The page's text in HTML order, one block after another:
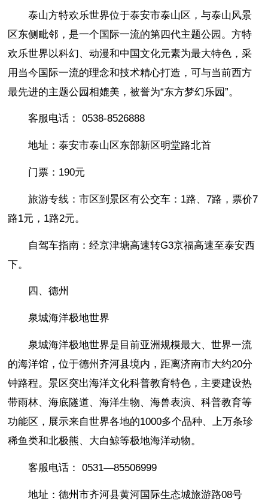
泰山方特欢乐世界位于泰安市泰山区，与泰山风景
区东侧毗邻，是一个国际一流的第四代主题公园。方特
欢乐世界以科幻、动漫和中国文化元素为最大特色，采
用当今国际一流的理念和技术精心打造，可与当前西方
最先进的主题公园相媲美，被誉为“东方梦幻乐园”。
客服电话： 0538-8526888
地址：泰安市泰山区东部新区明堂路北首
门票：190元
旅游专线：市区到景区有公交车：1路、7路，票价7
路1元，1路2元。
自驾车指南：经京津塘高速转G3京福高速至泰安西
下。
四、德州
泉城海洋极地世界
泉城海洋极地世界是目前亚洲规模最大、世界一流
的海洋馆，位于德州齐河县境内，距离济南市大约20分
钟路程。景区突出海洋文化科普教育特色，主要建设热
带雨林、海底隧道、海洋生物、海兽表演、科普教育等
功能区，展示来自世界各地的1000多个品种、上万条珍
稀鱼类和北极熊、大白鲸等极地海洋动物。
客服电话： 0531—85506999
地址：德州市齐河县黄河国际生态城旅游路08号